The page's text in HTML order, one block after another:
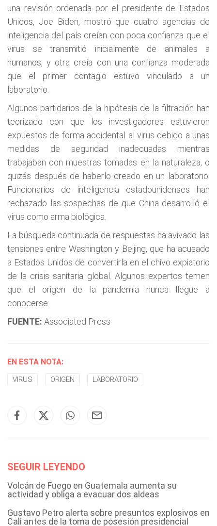
una revisión ordenada por el presidente de Estados
Unidos, Joe Biden, mostró que cuatro agencias de
inteligencia del país creían con poca confianza que el
virus se transmitió inicialmente de animales a
humanos, y otra creía con una confianza moderada
que el primer contagio estuvo vinculado a un
laboratorio.
Algunos partidarios de la hipótesis de la filtración han
teorizado con que los investigadores estuvieron
expuestos de forma accidental al virus debido a unas
medidas de seguridad inadecuadas mientras
trabajaban con muestras tomadas en la naturaleza, o
quizás después de haberlo creado en un laboratorio.
Funcionarios de inteligencia estadounidenses han
rechazado las sospechas de que China desarrolló el
virus como arma biológica.
La búsqueda continuada de respuestas ha avivado las
tensiones entre Washington y Beijing, que ha acusado
a Estados Unidos de convertirla en el chivo expiatorio
de la crisis sanitaria global. Algunos expertos temen
que el origen de la pandemia nunca llegue a
conocerse.
FUENTE: Associated Press
EN ESTA NOTA:
VIRUS ORIGEN LABORATORIO
SEGUIR LEYENDO
Volcán de Fuego en Guatemala aumenta su
actividad y obliga a evacuar dos aldeas
Gustavo Petro alerta sobre presuntos explosivos en
Cali antes de la toma de posesión presidencial